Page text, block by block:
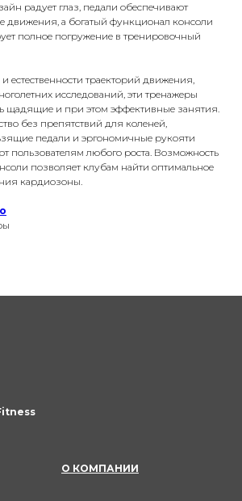
радует глаз, педали обеспечивают
движения, а богатый функционал консоли
полное погружение в тренировочный
естественности траекторий движения,
исследований, эти тренажеры
щадящие и при этом эффективные занятия.
без препятствий для коленей,
педали и эргономичные рукояти
пользователям любого роста. Возможность
позволяет клубам найти оптимальное
кардиозоны.
О КОМПАНИИ